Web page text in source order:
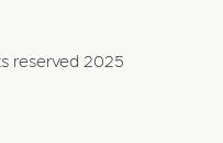
reserved 2025